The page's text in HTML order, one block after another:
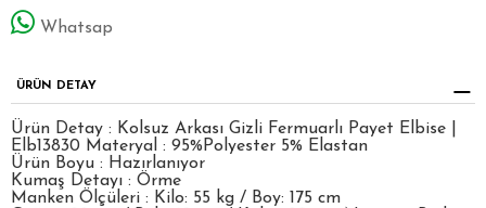
Whatsap
ÜRÜN DETAY
Ürün Detay : Kolsuz Arkası Gizli Fermuarlı Payet Elbise |
Elb13830 Materyal : 95%Polyester 5% Elastan
Ürün Boyu : Hazırlanıyor
Kumaş Detayı : Örme
Manken Ölçüleri : Kilo: 55 kg / Boy: 175 cm